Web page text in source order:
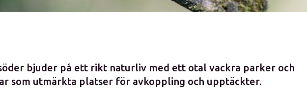
bjuder på ett rikt naturliv med ett otal vackra parker och
som utmärkta platser för avkoppling och upptäckter.